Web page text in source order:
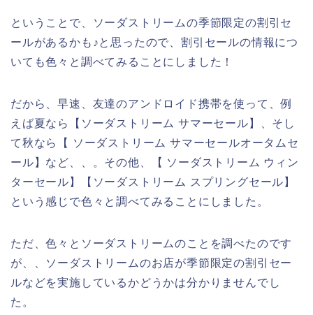
ということで、ソーダストリームの季節限定の割引セ
ールがあるかも♪と思ったので、割引セールの情報につ
いても色々と調べてみることにしました！
だから、早速、友達のアンドロイド携帯を使って、例
えば夏なら【ソーダストリーム サマーセール】、そし
て秋なら【 ソーダストリーム サマーセールオータムセ
ール】など、、。その他、【 ソーダストリーム ウィン
ターセール】【ソーダストリーム スプリングセール】
という感じで色々と調べてみることにしました。
ただ、色々とソーダストリームのことを調べたのです
が、、ソーダストリームのお店が季節限定の割引セー
ルなどを実施しているかどうかは分かりませんでし
た。